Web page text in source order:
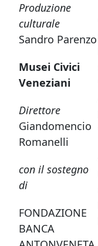
Produzione
culturale
Sandro Parenzo
Musei Civici
Veneziani
Direttore
Giandomencio
Romanelli
con il sostegno
di
FONDAZIONE
BANCA